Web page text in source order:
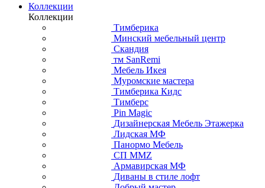
Коллекции
Коллекции
Тимберика
Минский мебельный центр
Скандия
тм SanRemi
Мебель Икея
Муромские мастера
Тимберика Кидс
Тимберс
Pin Magic
Дизайнерская Мебель Этажерка
Лидская МФ
Панормо Мебель
СП ММZ
Армавирская МФ
Диваны в стиле лофт